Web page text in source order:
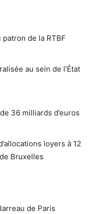
de la RTBF
au sein de l’État
36 milliards d’euros
loyers à 12
Bruxelles
de Paris